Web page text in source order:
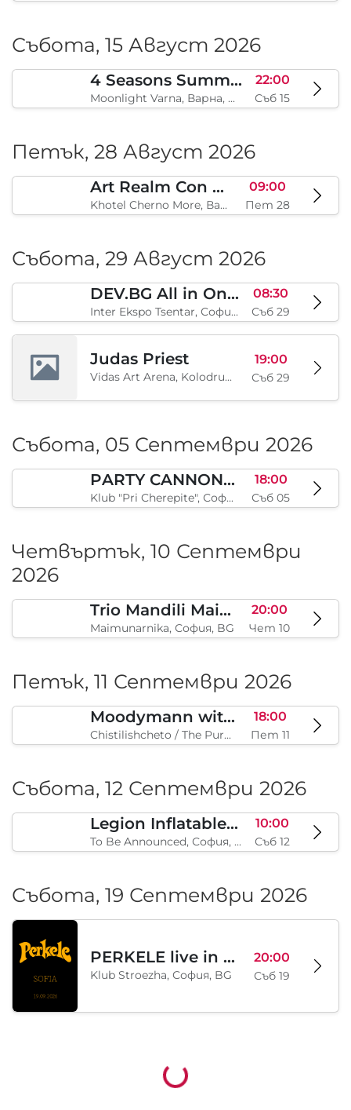
Събота, 15 Август 2026
4 Seasons Summer Edition
Moonlight Varna, Варна, BG
22:00
Съб 15
Петък, 28 Август 2026
Art Realm Con 2026
Khotel Cherno More, Варна, BG
09:00
Пет 28
Събота, 29 Август 2026
DEV.BG All in One 2026
Inter Ekspo Tsentar, София, BG
08:30
Съб 29
Judas Priest
Vidas Art Arena, Kolodrum, Borisova gradina, София, BG
19:00
Съб 29
Събота, 05 Септември 2026
PARTY CANNON live in Sofia
Klub "Pri Cherepite", София, BG
18:00
Съб 05
Четвъртък, 10 Септември
2026
Trio Mandili Maimunarnika- Sofia 20:00
Петък, 11 Септември 2026
Chistilishcheto / The Purgatory, София, BG Пет 11
Събота, 12 Септември 2026
To Be Announced, София, BG Съб 12
Събота, 19 Септември 2026
PERKELE live in Sofia 20:00
Зареждане...